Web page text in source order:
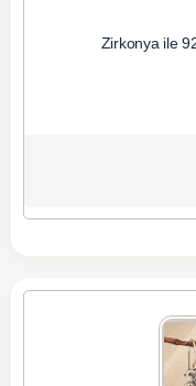
Zirkonya ile